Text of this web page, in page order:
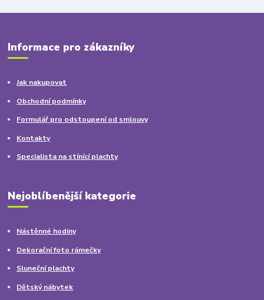
Informace pro zákazníky
Jak nakupovat
Obchodní podmínky
Formulář pro odstoupení od smlouvy
Kontakty
Specialista na stínící plachty
Nejoblíbenější kategorie
Nástěnné hodiny
Dekorační foto rámečky
Sluneční plachty
Dětský nábytek